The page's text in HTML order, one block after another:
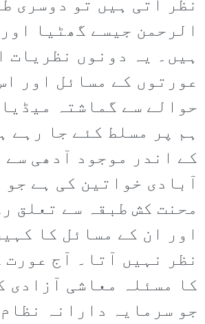
نظر آتی ہیں تو دوسری
الرحمن جیسے گھٹیا
ہیں۔ یہ دونوں نظریات
عورتوں کے مسائل اور
حوالے سے گماشتہ
ہم پر مسلط کئے جا رہے
کے اندر موجود آدھی سے
آبادی خواتین کی ہے
محنت کش طبقہ سے تعلق
اور ان کے مسائل کا
نظر نہیں آتا۔ آج
کا مسئلہ معاشی آزادی
جو سرمایہ دارانہ